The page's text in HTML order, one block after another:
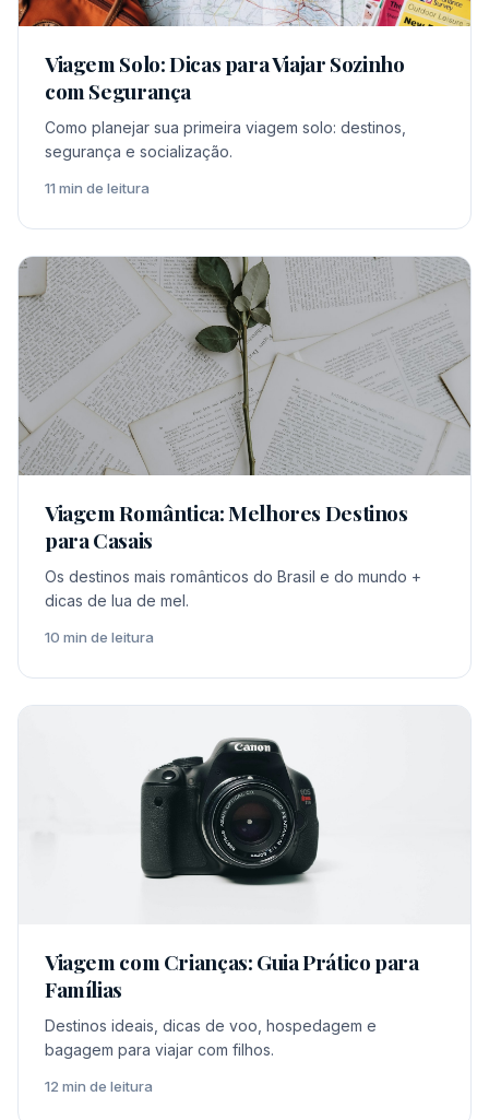
Viagem Solo: Dicas para Viajar Sozinho
com Segurança
Como planejar sua primeira viagem solo: destinos,
segurança e socialização.
11 min de leitura
Viagem Romântica: Melhores Destinos
para Casais
Os destinos mais românticos do Brasil e do mundo +
dicas de lua de mel.
10 min de leitura
Viagem com Crianças: Guia Prático para
Famílias
Destinos ideais, dicas de voo, hospedagem e
bagagem para viajar com filhos.
12 min de leitura